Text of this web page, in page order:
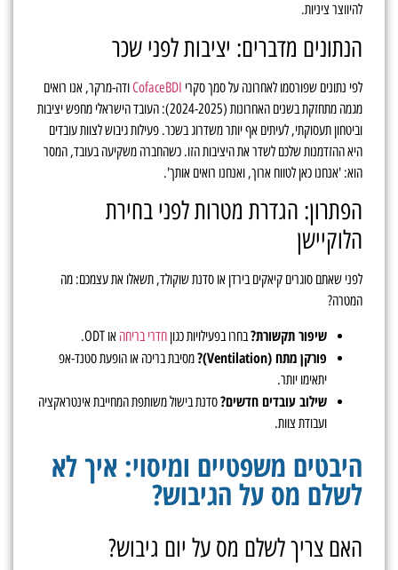
להיווצר ציניות.
הנתונים מדברים: יציבות לפני שכר
לפי נתונים שפורסמו לאחרונה על סמך סקרי CofaceBDIודה-מרקר, אנו רואים
מגמה מתחזקת בשנים האחרונות (2024-2025): העובד הישראלי מחפש יציבות
וביטחון תעסוקתי, לעיתים אף יותר משדרוג בשכר. פעילות גיבוש לצוות עובדים
היא ההזדמנות שלכם לשדר את היציבות הזו. כשהחברה משקיעה בעובד, המסר
הוא: 'אנחנו כאן לטווח ארוך, ואנחנו רואים אותך'.
הפתרון: הגדרת מטרות לפני בחירת
הלוקיישן
לפני שאתם סוגרים קיאקים בירדן או סדנת שוקולד, תשאלו את עצמכם: מה
המטרה?
שיפור תקשורת?בחרו בפעילויות כגוןחדרי בריחה או ODT.
פורקן מתח (Ventilation)?
מסיבת בריכה או הופעת סטנד-אפ
יתאימו יותר.
שילוב עובדים חדשים?סדנת בישול משותפת המחייבת אינטראקציה
ועבודת צוות.
היבטים משפטיים ומיסוי: איך לא
לשלם מס על הגיבוש?
האם צריך לשלם מס על יום גיבוש?